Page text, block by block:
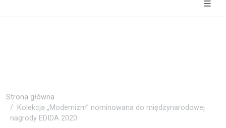
Strona główna
Kolekcja „Modernizm” nominowana do międzynarodowej
nagrody EDIDA 2020